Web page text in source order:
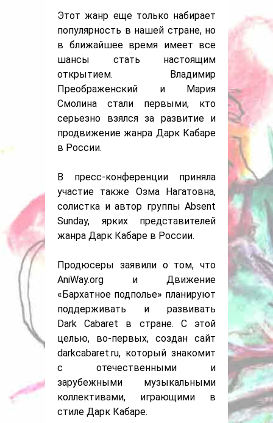
Этот жанр еще только набирает
популярность в нашей стране, но
в ближайшее время имеет все
шансы стать настоящим
открытием. Владимир
Преображенский и Мария
Смолина стали первыми, кто
серьезно взялся за развитие и
продвижение жанра Дарк Кабаре
в России.
В пресс-конференции приняла
участие также Озма Нагатовна,
солистка и автор группы Absent
Sunday, ярких представителей
жанра Дарк Кабаре в России.
Продюсеры заявили о том, что
AniWay.org и Движение
«Бархатное подполье» планируют
поддерживать и развивать
Dark Сabaret в стране. С этой
целью, во-первых, создан сайт
darkcabaret.ru, который знакомит
с отечественными и
зарубежными музыкальными
коллективами, играющими в
стиле Дарк Кабаре.